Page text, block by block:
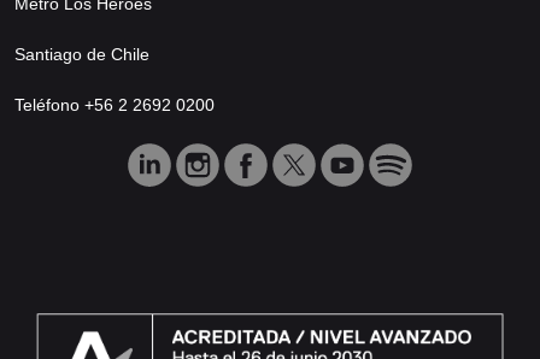
Santiago de Chile
Teléfono +56 2 2692 0200